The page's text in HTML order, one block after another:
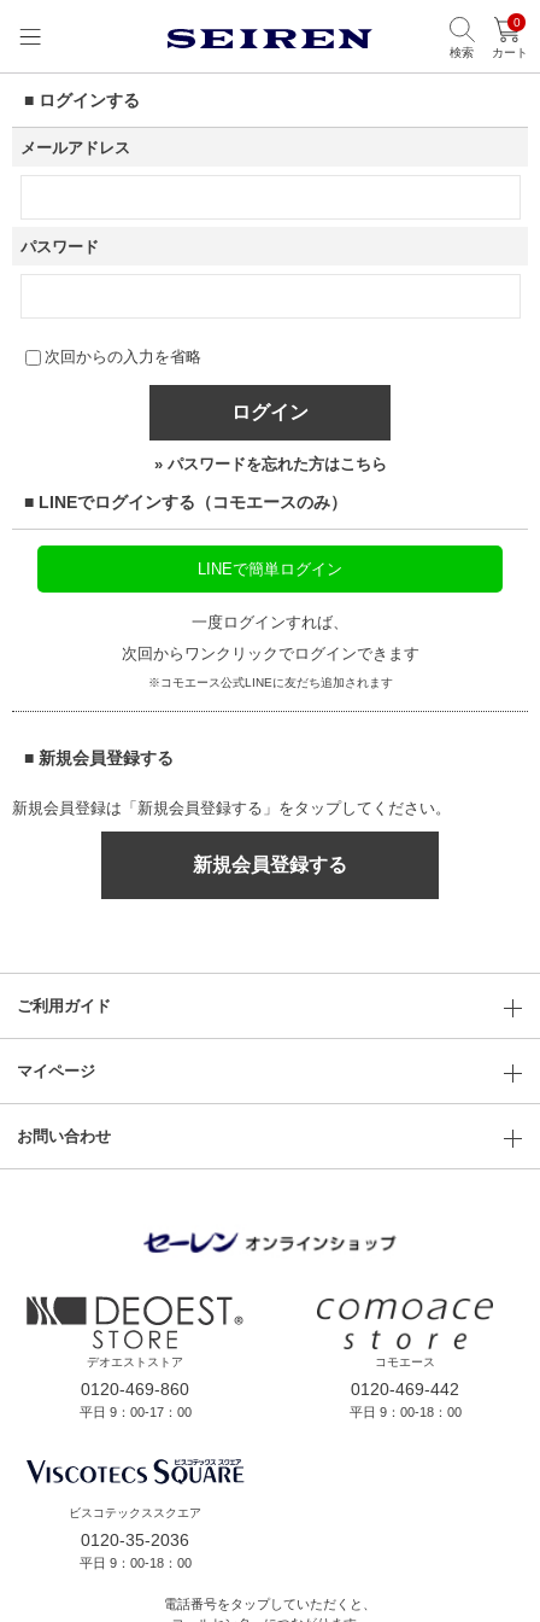
検索
0
カート
■ ログインする
メールアドレス
パスワード
次回からの入力を省略
ログイン
» パスワードを忘れた方はこちら
■ LINEでログインする（コモエースのみ）
LINEで簡単ログイン
一度ログインすれば、
次回からワンクリックでログインできます
※コモエース公式LINEに友だち追加されます
■ 新規会員登録する
新規会員登録は「新規会員登録する」をタップしてください。
新規会員登録する
ご利用ガイド
マイページ
お問い合わせ
デオエストストア
0120-469-860
平日 9：00-17：00
コモエース
0120-469-442
平日 9：00-18：00
ビスコテックススクエア
0120-35-2036
平日 9：00-18：00
電話番号をタップしていただくと、